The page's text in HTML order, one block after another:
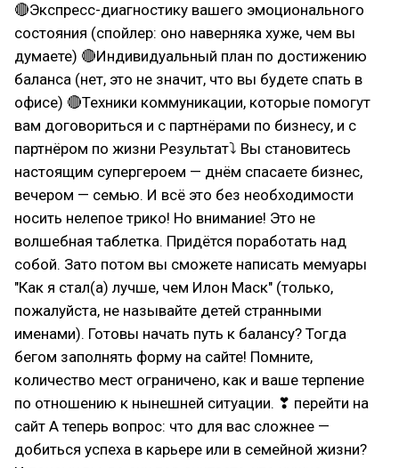
🔴Экспресс-диагностику вашего эмоционального
состояния (спойлер: оно наверняка хуже, чем вы
думаете) 🔴Индивидуальный план по достижению
баланса (нет, это не значит, что вы будете спать в
офисе) 🔴Техники коммуникации, которые помогут
вам договориться и с партнёрами по бизнесу, и с
партнёром по жизни Результат⤵ Вы становитесь
настоящим супергероем — днём спасаете бизнес,
вечером — семью. И всё это без необходимости
носить нелепое трико! Но внимание! Это не
волшебная таблетка. Придётся поработать над
собой. Зато потом вы сможете написать мемуары
"Как я стал(а) лучше, чем Илон Маск" (только,
пожалуйста, не называйте детей странными
именами). Готовы начать путь к балансу? Тогда
бегом заполнять форму на сайте! Помните,
количество мест ограничено, как и ваше терпение
по отношению к нынешней ситуации. ❣ перейти на
сайт А теперь вопрос: что для вас сложнее —
добиться успеха в карьере или в семейной жизни?